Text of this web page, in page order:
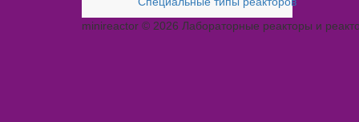
minireactor © 2026 Лабораторные реакторы и